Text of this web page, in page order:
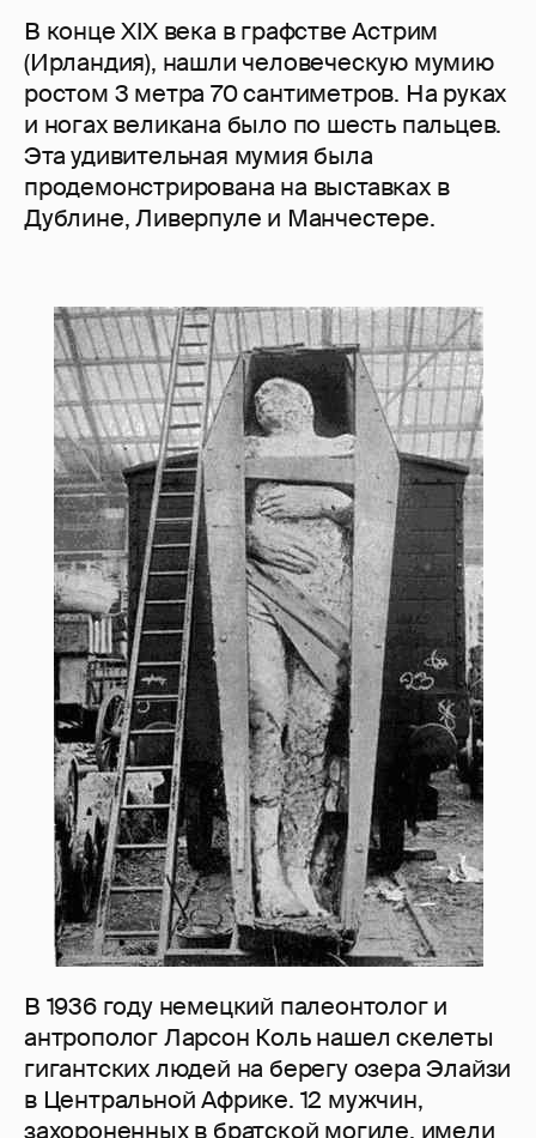
В конце XIX века в графстве Астрим
(Ирландия), нашли человеческую мумию
ростом 3 метра 70 сантиметров. На руках
и ногах великана было по шесть пальцев.
Эта удивительная мумия была
продемонстрирована на выставках в
Дублине, Ливерпуле и Манчестере.
В 1936 году немецкий палеонтолог и
антрополог Ларсон Коль нашел скелеты
гигантских людей на берегу озера Элайзи
в Центральной Африке. 12 мужчин,
захороненных в братской могиле, имели